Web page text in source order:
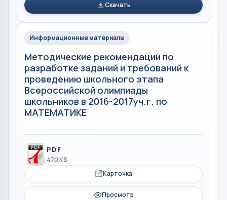
Скачать
Информационные материалы
Методические рекомендации по
разработке заданий и требований к
проведению школьного этапа
Всероссийской олимпиады
школьников в 2016-2017уч.г. по
МАТЕМАТИКЕ
PDF
470 Кб
Карточка
Просмотр